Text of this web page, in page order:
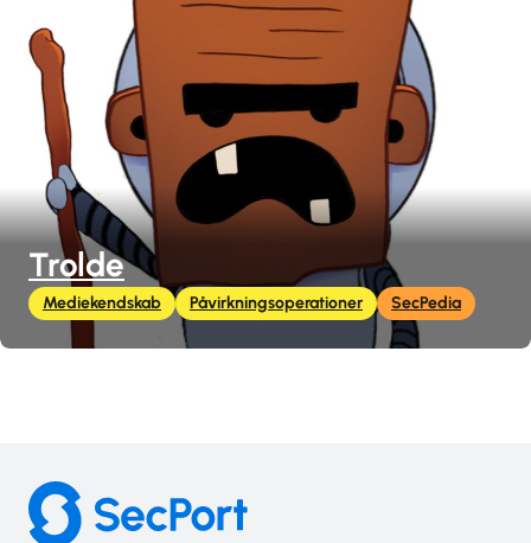
Trolde
Mediekendskab Påvirkningsoperationer SecPedia